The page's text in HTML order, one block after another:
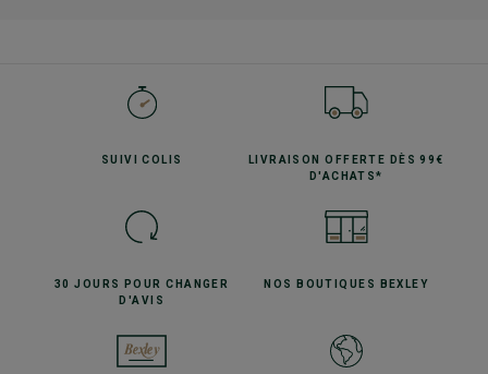
SUIVICOLIS LIVRAISON OFFERTE
DÈS 99€
D'ACHATS*
30 JOURS POURCHANGER
D'AVIS
NOS BOUTIQUES BEXLEY